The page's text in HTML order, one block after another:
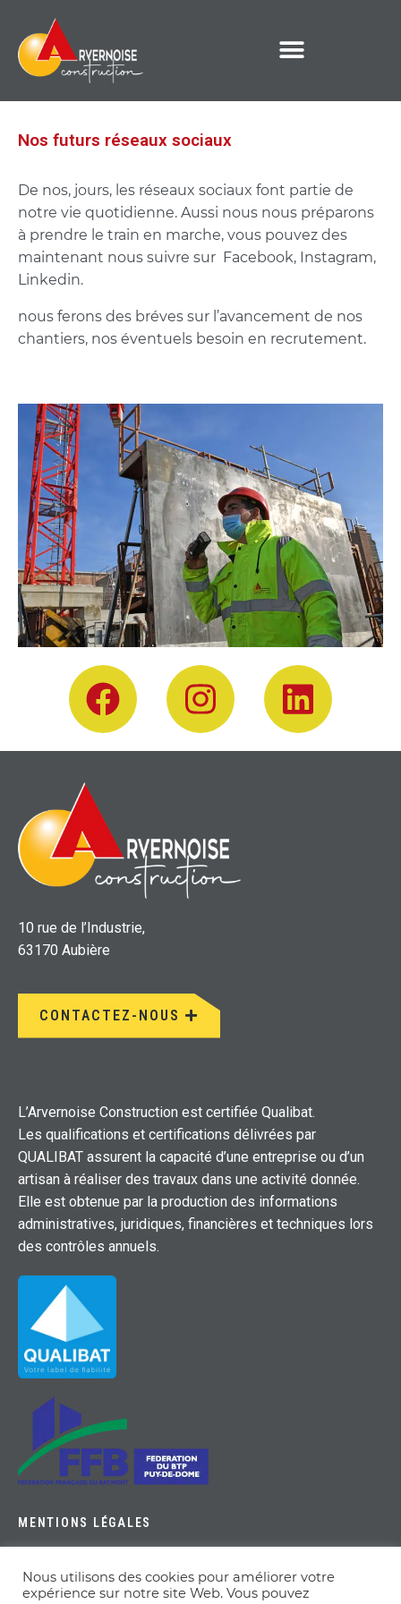
Nos futurs réseaux sociaux
De nos, jours, les réseaux sociaux font partie de
notre vie quotidienne. Aussi nous nous préparons
à prendre le train en marche, vous pouvez des
maintenant nous suivre sur Facebook, Instagram,
Linkedin.
nous ferons des bréves sur l’avancement de nos
chantiers, nos éventuels besoin en recrutement.
10 rue de l’Industrie,
63170 Aubière
CONTACTEZ-NOUS
L’Arvernoise Construction est certifiée Qualibat.
Les qualifications et certifications délivrées par
QUALIBAT assurent la capacité d’une entreprise ou d’un
artisan à réaliser des travaux dans une activité donnée.
Elle est obtenue par la production des informations
administratives, juridiques, financières et techniques lors
des contrôles annuels.
MENTIONS LÉGALES
Nous utilisons des cookies pour améliorer votre
expérience sur notre site Web. Vous pouvez